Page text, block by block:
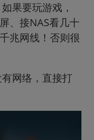
果要玩游戏，
、接NAS看几十
兆网线！否则很
网络，直接打